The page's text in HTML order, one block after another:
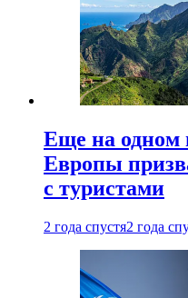
Еще на одном
Европы
с туристами
2 года спустя2 года